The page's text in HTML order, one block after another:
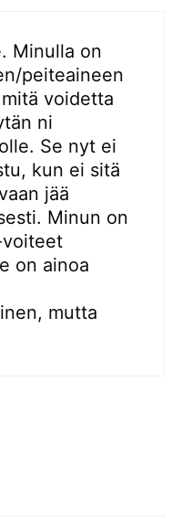
Minulla on
peiteaineen
voidetta
ni
Se nyt ei
kun ei sitä
jää
Minun on
on ainoa
mutta